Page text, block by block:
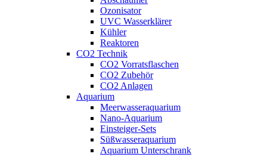
Ozonisator
UVC Wasserklärer
Kühler
Reaktoren
CO2 Technik
CO2 Vorratsflaschen
CO2 Zubehör
CO2 Anlagen
Aquarium
Meerwasseraquarium
Nano-Aquarium
Einsteiger-Sets
Süßwasseraquarium
Aquarium Unterschrank